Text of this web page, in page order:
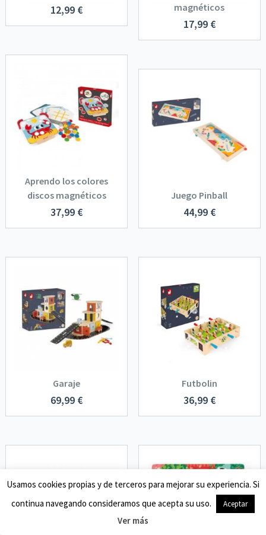
12,99 €
magnéticos
17,99 €
Aprendo los colores
discos magnéticos
37,99 €
Juego Pinball
44,99 €
Garaje
69,99 €
Futbolin
36,99 €
Usamos cookies propias y de terceros para mejorar su experiencia. Si
continua navegando consideramos que acepta su uso.
Aceptar
Ver más